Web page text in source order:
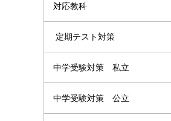
対応教科
定期テスト対策
中学受験対策 私立
中学受験対策 公立